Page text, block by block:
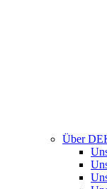
Über